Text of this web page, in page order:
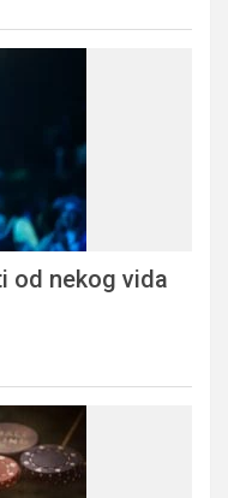
od nekog vida